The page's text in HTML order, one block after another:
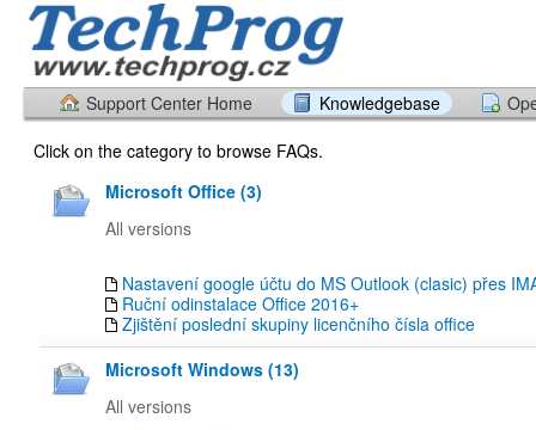
Support Center Home Knowledgebase
Click on the category to browse FAQs.
Microsoft Office (3)
All versions
Nastavení google účtu do MS Outlook (clasic) přes
Ruční odinstalace Office 2016+
Zjištění poslední skupiny licenčního čísla office
Microsoft Windows (13)
All versions